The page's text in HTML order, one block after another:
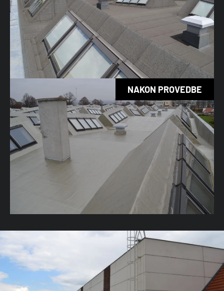
NAKON PROVEDBE